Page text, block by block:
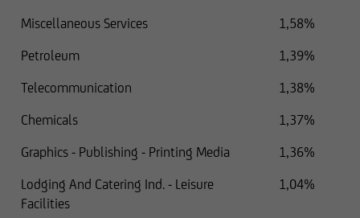
Miscellaneous Services
1,58%
Petroleum
1,39%
Telecommunication
1,38%
Chemicals
1,37%
Graphics - Publishing - Printing Media
1,36%
Lodging And Catering Ind. - Leisure
Facilities
1,04%